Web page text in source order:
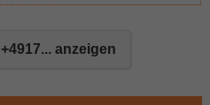
+4917... anzeigen